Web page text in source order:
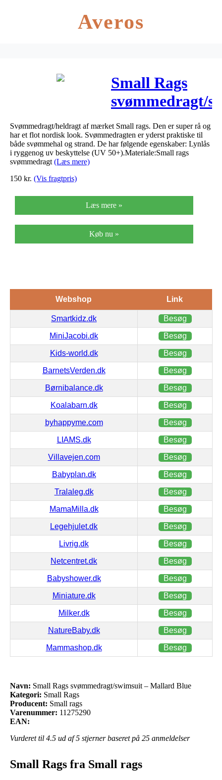
Averos
Small Rags
svømmedragt/
– Mallard
Blue
Svømmedragt/heldragt af mærket Small rags. Den er super rå og
har et flot nordisk look. Svømmedragten er yderst praktiske til
både svømmehal og strand. De har følgende egenskaber: Lynlås
i ryggenog uv beskyttelse (UV 50+).Materiale:Small rags
svømmedragt (Læs mere)
150 kr. (Vis fragtpris)
Læs mere »
Køb nu »
Webshop Link
Smartkidz.dk Besøg
MiniJacobi.dk Besøg
Kids-world.dk Besøg
BarnetsVerden.dk Besøg
Børnibalance.dk Besøg
Koalabarn.dk Besøg
byhappyme.com Besøg
LIAMS.dk Besøg
Villavejen.com Besøg
Babyplan.dk Besøg
Tralaleg.dk Besøg
MamaMilla.dk Besøg
Legehjulet.dk Besøg
Livrig.dk Besøg
Netcentret.dk Besøg
Babyshower.dk Besøg
Miniature.dk Besøg
Milker.dk Besøg
NatureBaby.dk Besøg
Mammashop.dk Besøg
Navn: Small Rags svømmedragt/swimsuit – Mallard Blue
Kategori: Small Rags
Producent: Small rags
Varenummer: 11275290
EAN:
Vurderet til 4.5 ud af 5 stjerner baseret på 25 anmeldelser
Small Rags fra Small rags